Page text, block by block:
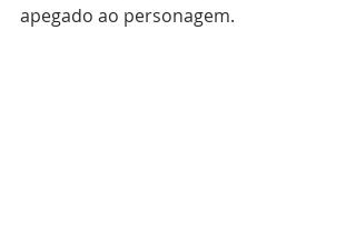
apegado ao personagem.